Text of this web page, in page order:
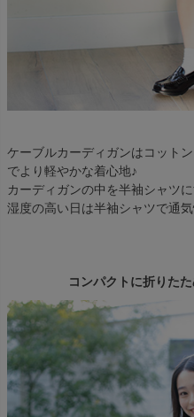
ケーブルカーディガンはコット
でより軽やかな着心地♪
カーディガンの中を半袖シャツ
湿度の高い日は半袖シャツで通
コンパクトに折りた